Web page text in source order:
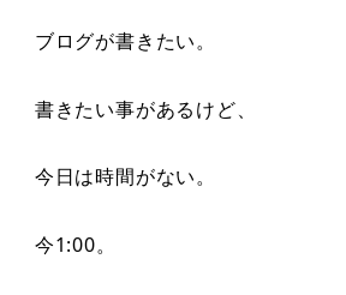
ブログが書きたい。
書きたい事があるけど、
今日は時間がない。
今1:00。